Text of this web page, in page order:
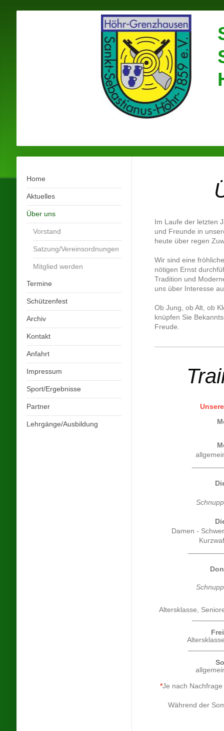
Home
Aktuelles
Über uns
Vorstand
Satzung/Vereinsordnungen
Mitglied werden
Termine
Schützenfest
Archiv
Kontakt
Anfahrt
Impressum
Sport/Ergebnisse
Partner
Lehrgänge/Ausbildung
Im Laufe der letzten
und Freunde in
heute über regen
Wir sind eine
nötigen Ernst
Tradition und
uns über Interesse
Ob Jung, ob Alt, ob
knüpfen Sie
Freude.
Damen -
Altersklasse,
*Je nach
Während der